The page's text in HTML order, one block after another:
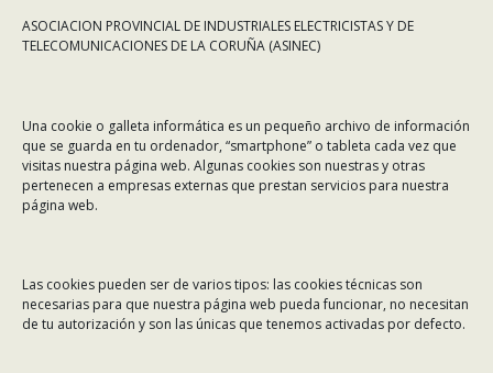
ASOCIACION PROVINCIAL DE INDUSTRIALES ELECTRICISTAS Y DE
TELECOMUNICACIONES DE LA CORUÑA (ASINEC)
Una cookie o galleta informática es un pequeño archivo de información
que se guarda en tu ordenador, “smartphone” o tableta cada vez que
visitas nuestra página web. Algunas cookies son nuestras y otras
pertenecen a empresas externas que prestan servicios para nuestra
página web.
Las cookies pueden ser de varios tipos: las cookies técnicas son
necesarias para que nuestra página web pueda funcionar, no necesitan
de tu autorización y son las únicas que tenemos activadas por defecto.
Dirección: Rafael Alberti 7, 1º C-D. 15008 A Coruña
Teléfono: 981 299 710
Email: asinec@asinec.org
Noticias